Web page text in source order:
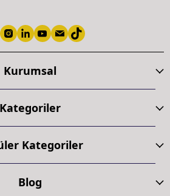
Kurumsal
Kategoriler
Kategoriler
Blog